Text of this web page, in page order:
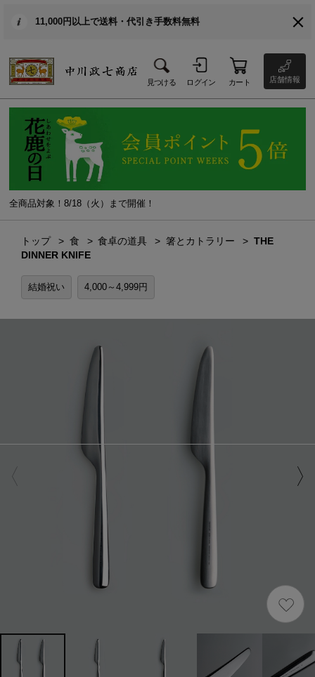
11,000円以上で送料・代引き手数料無料
見つける ログイン カート 店舗情報
全商品対象！8/18（火）まで開催！
トップ 食 食卓の道具 箸とカトラリー
THE
DINNER KNIFE
結婚祝い 4,000～4,999円